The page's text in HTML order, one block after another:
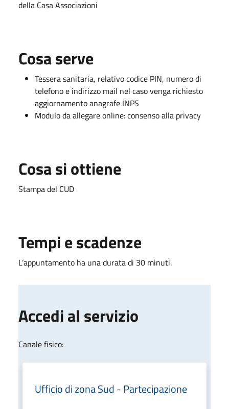
della Casa Associazioni
Cosa serve
Tessera sanitaria, relativo codice PIN, numero di
telefono e indirizzo mail nel caso venga richiesto
aggiornamento anagrafe INPS
Modulo da allegare online: consenso alla privacy
Cosa si ottiene
Stampa del CUD
Tempi e scadenze
L’appuntamento ha una durata di 30 minuti.
Accedi al servizio
Canale fisico:
Ufficio di zona Sud - Partecipazione